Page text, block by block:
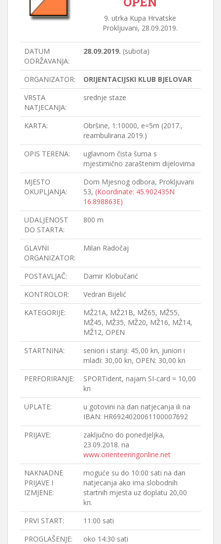
9. utrka Kupa Hrvatske
Prokljuvani, 28.09.2019.
DATUM
ODRŽAVANJA:
28.09.2019. (subota)
ORGANIZATOR:
ORIJENTACIJSKI KLUB BJELOVAR
VRSTA
NATJECANJA:
srednje staze
KARTA:
Obršine, 1:10000, e=5m (2017.,
reambulirana 2019.)
OPIS TERENA:
uglavnom čista šuma s
mjestimično zaraštenim dijelovima
MJESTO
OKUPLJANJA:
Dom Mjesnog odbora, Prokljuvani
53, (Koordinate: 45.902435N
16.898863E)
UDALJENOST
DO STARTA:
800 m
GLAVNI
ORGANIZATOR:
Milan Radočaj
POSTAVLJAČ:
Damir Klobučarić
KONTROLOR:
Vedran Bijelić
KATEGORIJE:
MŽ21A, MŽ21B, MŽ65, MŽ55,
MŽ45, MŽ35, MŽ20, MŽ16, MŽ14,
MŽ12, OPEN
STARTNINA:
seniori i stariji: 45,00 kn, juniori i
mlađi: 30,00 kn, OPEN: 30,00 kn
PERFORIRANJE:
SPORTident, najam SI-card = 10,00
kn
UPLATE:
u gotovini na dan natjecanja ili na
IBAN: HR6924020061100007692
PRIJAVE:
zaključno do ponedjeljka,
23.09.2018. na
www.orienteeringonline.net
NAKNADNE
PRIJAVE I
IZMJENE:
moguće su do 10:00 sati na dan
natjecanja ako ima slobodnih
startnih mjesta uz doplatu 20,00
kn.
PRVI START:
11:00 sati
PROGLAŠENJE:
oko 14:30 sati